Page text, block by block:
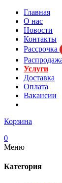
Главная
О нас
Новости
Контакты
Рассрочка
Услуги
Доставка
Оплата
Вакансии
Корзина
0
Меню
Категория